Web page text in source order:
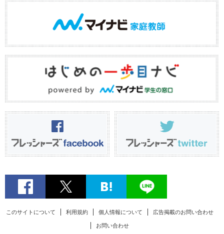
このサイトについて 利用規約 個人情報について 広告掲載のお問い合わせ
お問い合わせ